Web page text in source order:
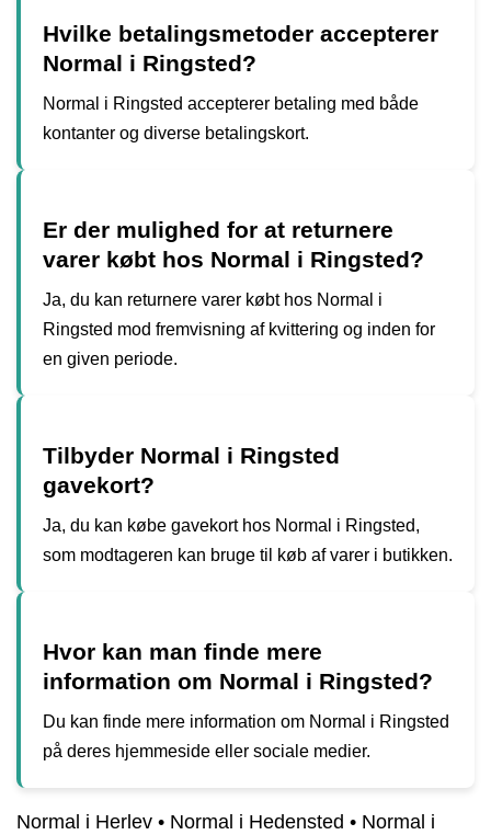
Hvilke betalingsmetoder accepterer
Normal i Ringsted?
Normal i Ringsted accepterer betaling med både
kontanter og diverse betalingskort.
Er der mulighed for at returnere
varer købt hos Normal i Ringsted?
Ja, du kan returnere varer købt hos Normal i
Ringsted mod fremvisning af kvittering og inden for
en given periode.
Tilbyder Normal i Ringsted
gavekort?
Ja, du kan købe gavekort hos Normal i Ringsted,
som modtageren kan bruge til køb af varer i butikken.
Hvor kan man finde mere
information om Normal i Ringsted?
Du kan finde mere information om Normal i Ringsted
på deres hjemmeside eller sociale medier.
Normal i Herlev • Normal i Hedensted • Normal i